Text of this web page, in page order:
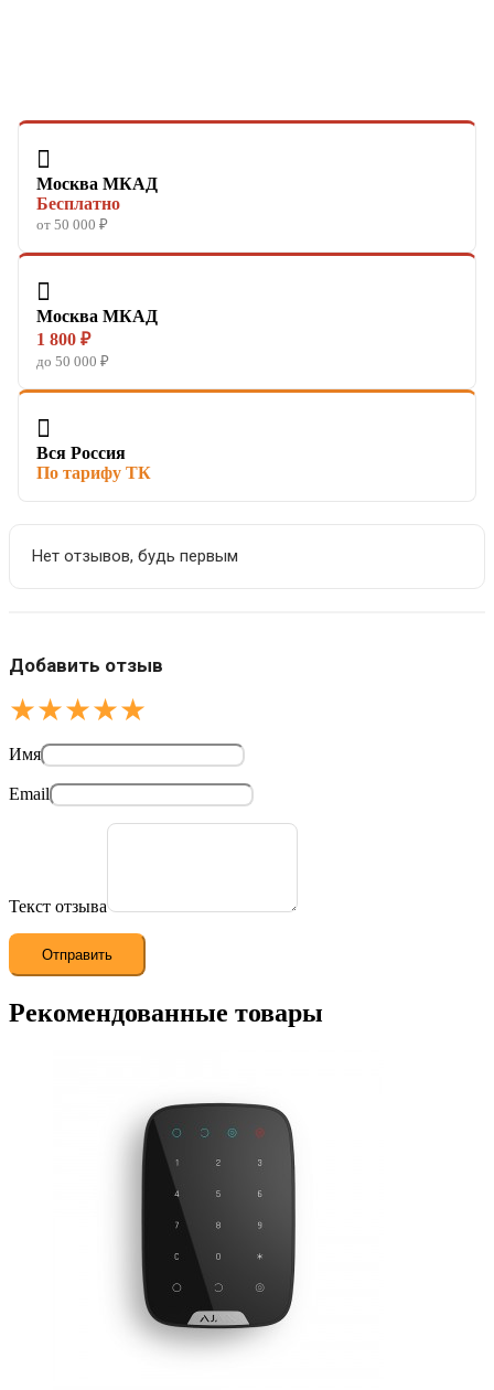

Москва МКАД
Бесплатно
от 50 000 ₽

Москва МКАД
1 800 ₽
до 50 000 ₽

Вся Россия
По тарифу ТК
Нет отзывов, будь первым
Добавить отзыв
★★★★★
Имя
Email
Текст отзыва
Рекомендованные товары